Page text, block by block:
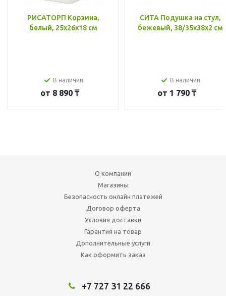
РИСАТОРП Корзина,
белый, 25x26x18 см
В наличии
от 8 890 ₸
СИТА Подушка на стул,
бежевый, 38/35x38x2 см
В наличии
от 1 790 ₸
О компании
Магазины
Безопасность онлайн платежей
Договор оферта
Условия доставки
Гарантия на товар
Дополнительные услуги
Как оформить заказ
+7 727 31 22 666